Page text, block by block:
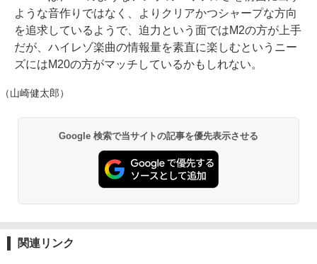
ような音作りではなく、よりクリアかつシャープな方向
を追求しているようで、迫力という面ではM2の方が上手
だが、ハイレゾ楽曲の情報量を素直に楽しむというニー
ズにはM20の方がマッチしているかもしれない。
（山崎健太郎）
Google 検索で当サイトの記事を優先表示させる
関連リンク